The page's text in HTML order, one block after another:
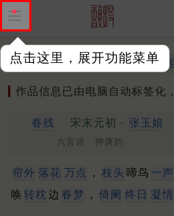
点击这里，展开功能菜单
作品 标注四声 出处、引用
作品信息已由电脑自动标签化
春残 宋末元初 · 张玉娘
六言诗 押庚韵
帘外 落花 万点 ， 枝头 啼鸟 一声
唤 转枕边 春梦 ， 倚阑 终日 凝情